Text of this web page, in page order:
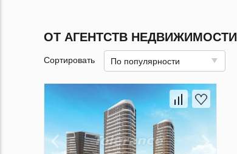
ОТ АГЕНТСТВ НЕДВИЖИМОСТИ
Сортировать По популярности